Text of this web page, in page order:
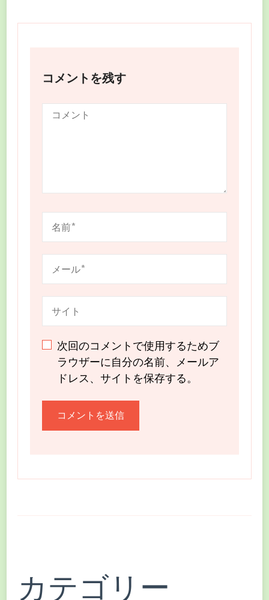
コメントを残す
次回のコメントで使用するためブ
ラウザーに自分の名前、メールア
ドレス、サイトを保存する。
カテゴリー